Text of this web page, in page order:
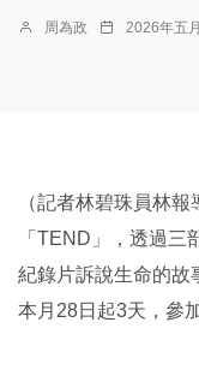
周為政 2026年五
（記者林碧珠員林
「TEND」，透過三
紀錄片訴說生命的故
本月28日起3天，參